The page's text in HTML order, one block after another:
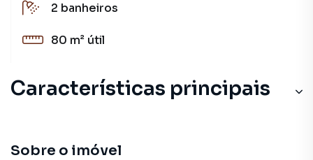
2 banheiros
80 m² útil
Características principais
Sala
Sobre o imóvel